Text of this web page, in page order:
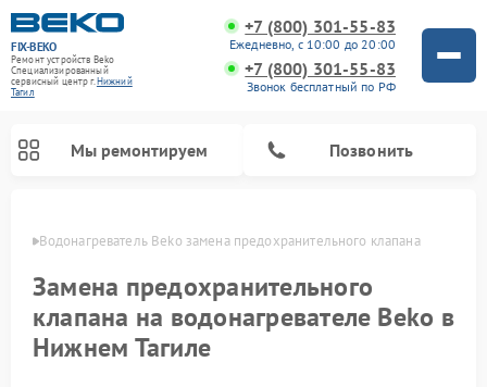
FIX-BEKO
Ремонт устройств Beko
Специализированный
cервисный центр г.Нижний
Тагил
+7 (800) 301-55-83
Ежедневно, с 10:00 до 20:00
+7 (800) 301-55-83
Звонок бесплатный по РФ
Мы ремонтируем Позвонить
Водонагреватель Beko замена предохранительного клапана
Замена предохранительного
клапана на водонагревателе Beko в
Нижнем Тагиле